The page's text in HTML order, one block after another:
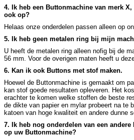
4. Ik heb een Buttonmachine van merk
ook op?
Helaas onze onderdelen passen alleen op
5. Ik heb geen metalen ring bij mijn
U heeft de metalen ring alleen nofig bij de
56 mm. Voor de overigen maten heeft u
6. Kan ik ook Buttons met stof maken.
Hoewel de Buttonmachine is gemaakt om
kan stof goede resultaten opleveren. Het
erachter te komen welke stoffen de beste
de dikte van papier en mylar probeert na te
katoen van hoge kwaliteit en andere dunne
7. Ik heb nog onderdelen van een
op uw Buttonmachine?